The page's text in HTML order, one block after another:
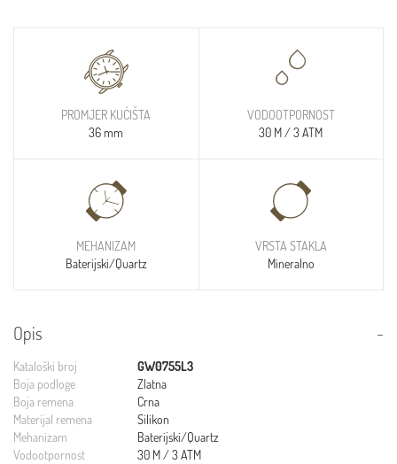
PROMJER KUĆIŠTA
36 mm
VODOOTPORNOST
30 M / 3 ATM
MEHANIZAM
Baterijski/Quartz
VRSTA STAKLA
Mineralno
Opis
Kataloški broj
GW0755L3
Boja podloge
Zlatna
Boja remena
Crna
Materijal remena
Silikon
Mehanizam
Baterijski/Quartz
Vodootpornost
30 M / 3 ATM